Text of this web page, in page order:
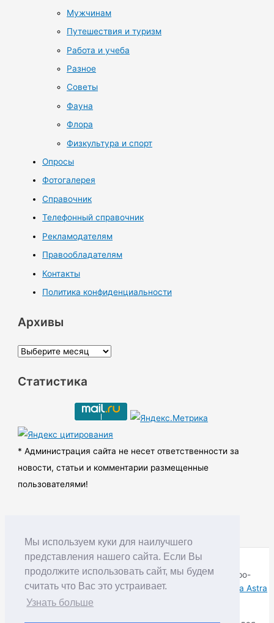
Мы используем куки для наилучшего
представления нашего сайта. Если Вы
продолжите использовать сайт, мы будем
считать что Вас это устраивает.
Узнать больше
Мужчинам
Путешествия и туризм
Работа и учеба
Разное
Советы
Фауна
Флора
Физкультура и спорт
Опросы
Фотогалерея
Справочник
Телефонный справочник
Рекламодателям
Правообладателям
Контакты
Политика конфиденциальности
Архивы
А
х
ы
Статистика
* Администрация сайта не несет ответственности за
новости, статьи и комментарии размещенные
пользователями!
Copyright © RUDNIK.MOBI 28.06.2008 - 2026 | Северо-
Енисейский округ Красноярского края | Powered by
Тема Astra